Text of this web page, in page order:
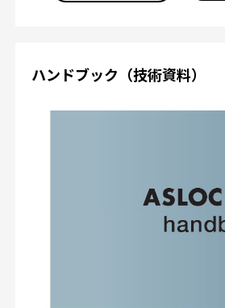
ハンドブック（技術資料）